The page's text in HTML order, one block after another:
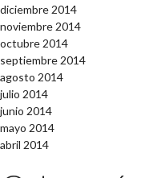
diciembre 2014
noviembre 2014
octubre 2014
septiembre 2014
agosto 2014
julio 2014
junio 2014
mayo 2014
abril 2014